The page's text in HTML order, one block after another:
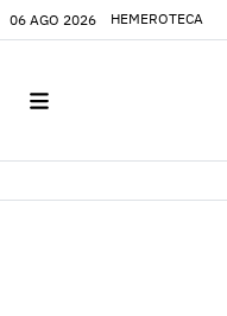
06 AGO 2026 HEMEROTECA